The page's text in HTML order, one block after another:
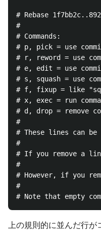
# Rebase
#
# Commands:
# p, pick = use
# r, reword = use
# e, edit = use
# s, squash = use
# f, fixup = like
# x, exec = run
# d, drop = remove
#
# These lines can
#
# If you remove a line
#
# However, if you
#
上の規則的に並んだ行が